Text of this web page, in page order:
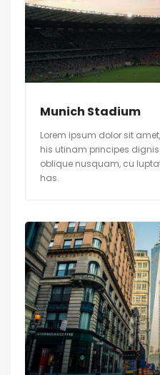
Munich Stadium
Lorem ipsum dolor sit
his utinam principes
oblique nusquam, cu
has.